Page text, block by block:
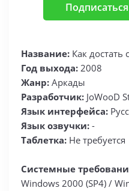
Название: Как достать
Год выхода: 2008
Жанр: Аркады
Разработчик: JoWooD
Язык интерфейса:
Язык озвучки: -
Таблетка: Не требуется
Системные
Windows 2000 (SP4) /